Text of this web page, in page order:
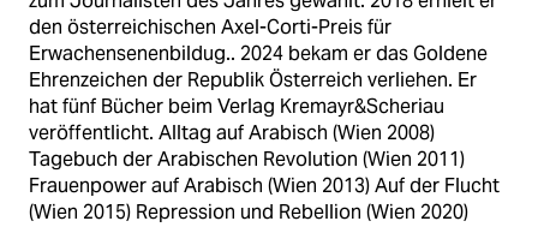
den österreichischen Axel-Corti-Preis für
Erwachensenenbildug.. 2024 bekam er das Goldene
Ehrenzeichen der Republik Österreich verliehen. Er
hat fünf Bücher beim Verlag Kremayr&Scheriau
veröffentlicht. Alltag auf Arabisch (Wien 2008)
Tagebuch der Arabischen Revolution (Wien 2011)
Frauenpower auf Arabisch (Wien 2013) Auf der Flucht
(Wien 2015) Repression und Rebellion (Wien 2020)